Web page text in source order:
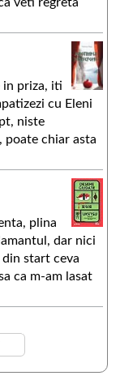
priza, iti
cu Eleni
niste
chiar asta
plina
dar nici
start ceva
ca m-am lasat